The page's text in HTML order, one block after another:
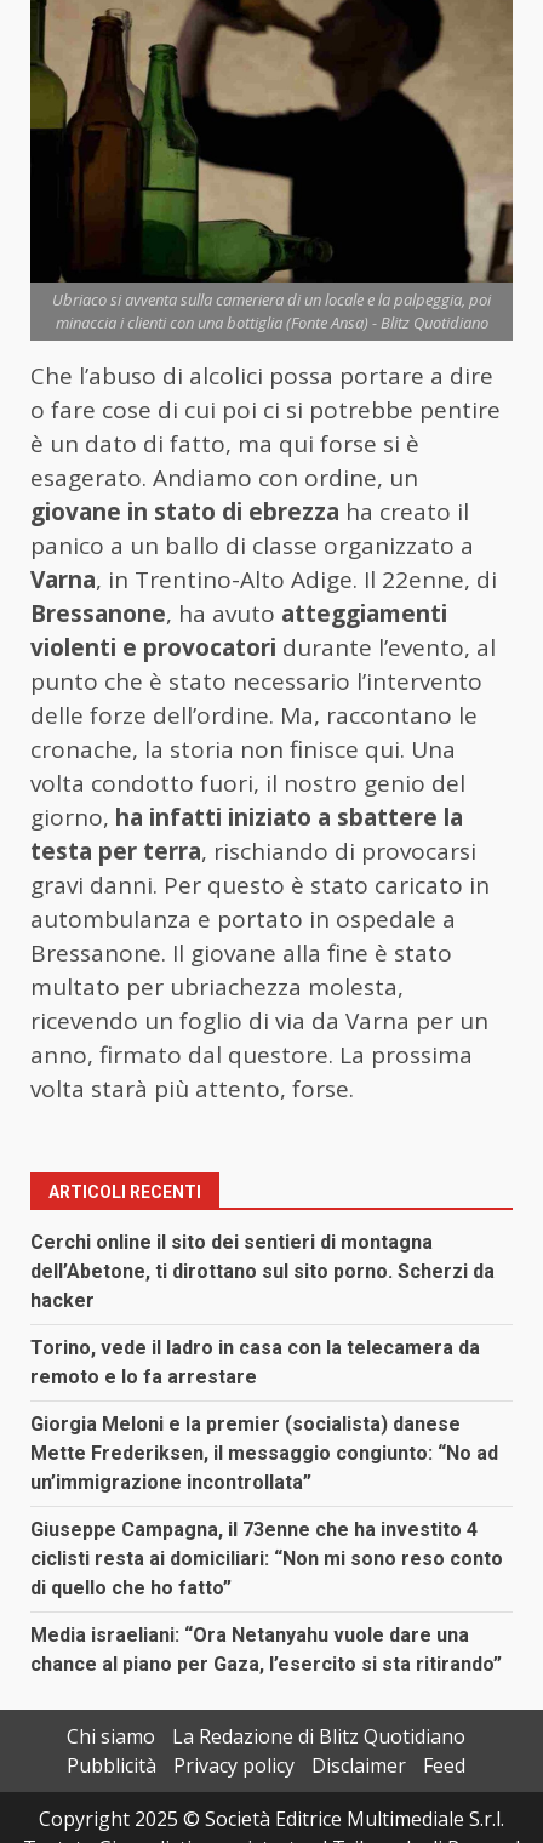
Ubriaco si avventa sulla cameriera di un locale e la palpeggia, poi
minaccia i clienti con una bottiglia (Fonte Ansa) - Blitz Quotidiano
Che l’abuso di alcolici possa portare a dire
o fare cose di cui poi ci si potrebbe pentire
è un dato di fatto, ma qui forse si è
esagerato. Andiamo con ordine, un
giovane in stato di ebrezza ha creato il
panico a un ballo di classe organizzato a
Varna, in Trentino-Alto Adige. Il 22enne, di
Bressanone, ha avuto atteggiamenti
violenti e provocatori durante l’evento, al
punto che è stato necessario l’intervento
delle forze dell’ordine. Ma, raccontano le
cronache, la storia non finisce qui. Una
volta condotto fuori, il nostro genio del
giorno, ha infatti iniziato a sbattere la
testa per terra, rischiando di provocarsi
gravi danni. Per questo è stato caricato in
autombulanza e portato in ospedale a
Bressanone. Il giovane alla fine è stato
multato per ubriachezza molesta,
ricevendo un foglio di via da Varna per un
anno, firmato dal questore. La prossima
volta starà più attento, forse.
ARTICOLI RECENTI
Cerchi online il sito dei sentieri di montagna
dell’Abetone, ti dirottano sul sito porno. Scherzi da
hacker
Torino, vede il ladro in casa con la telecamera da
remoto e lo fa arrestare
Giorgia Meloni e la premier (socialista) danese
Mette Frederiksen, il messaggio congiunto: “No ad
un’immigrazione incontrollata”
Giuseppe Campagna, il 73enne che ha investito 4
ciclisti resta ai domiciliari: “Non mi sono reso conto
di quello che ho fatto”
Media israeliani: “Ora Netanyahu vuole dare una
chance al piano per Gaza, l’esercito si sta ritirando”
Chi siamo
La Redazione di Blitz Quotidiano
Pubblicità
Privacy policy Disclaimer
Feed
Copyright 2025 © Società Editrice Multimediale S.r.l.